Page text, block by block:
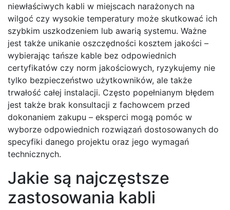
niewłaściwych kabli w miejscach narażonych na
wilgoć czy wysokie temperatury może skutkować ich
szybkim uszkodzeniem lub awarią systemu. Ważne
jest także unikanie oszczędności kosztem jakości –
wybierając tańsze kable bez odpowiednich
certyfikatów czy norm jakościowych, ryzykujemy nie
tylko bezpieczeństwo użytkowników, ale także
trwałość całej instalacji. Często popełnianym błędem
jest także brak konsultacji z fachowcem przed
dokonaniem zakupu – eksperci mogą pomóc w
wyborze odpowiednich rozwiązań dostosowanych do
specyfiki danego projektu oraz jego wymagań
technicznych.
Jakie są najczęstsze
zastosowania kabli